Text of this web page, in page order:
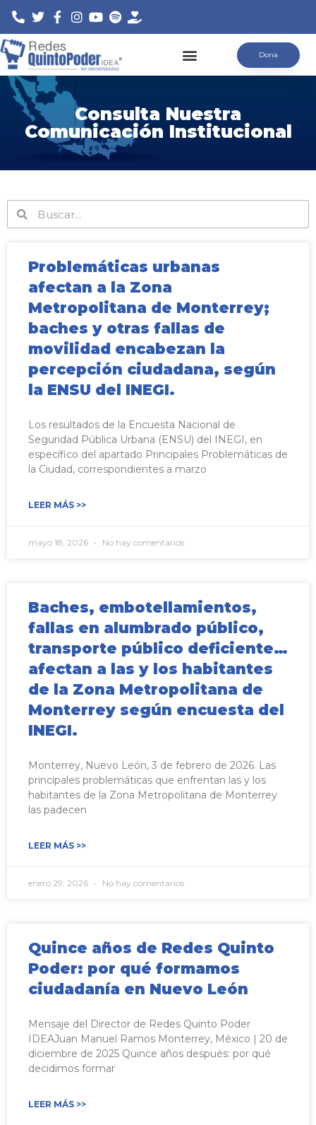
Saltar
al
contenido
Dona
Consulta Nuestra
Comunicación Institucional
Problemáticas urbanas
afectan a la Zona
Metropolitana de Monterrey;
baches y otras fallas de
movilidad encabezan la
percepción ciudadana, según
la ENSU del INEGI.
Los resultados de la Encuesta Nacional de
Seguridad Pública Urbana (ENSU) del INEGI, en
específico del apartado Principales Problemáticas de
la Ciudad, correspondientes a marzo
LEER MÁS >>
mayo 18, 2026 No hay comentarios
Baches, embotellamientos,
fallas en alumbrado público,
transporte público deficiente…
afectan a las y los habitantes
de la Zona Metropolitana de
Monterrey según encuesta del
INEGI.
Monterrey, Nuevo León, 3 de febrero de 2026. Las
principales problemáticas que enfrentan las y los
habitantes de la Zona Metropolitana de Monterrey
las padecen
LEER MÁS >>
enero 29, 2026 No hay comentarios
Quince años de Redes Quinto
Poder: por qué formamos
ciudadanía en Nuevo León
Mensaje del Director de Redes Quinto Poder
IDEAJuan Manuel Ramos Monterrey, México | 20 de
diciembre de 2025 Quince años después: por qué
decidimos formar
LEER MÁS >>